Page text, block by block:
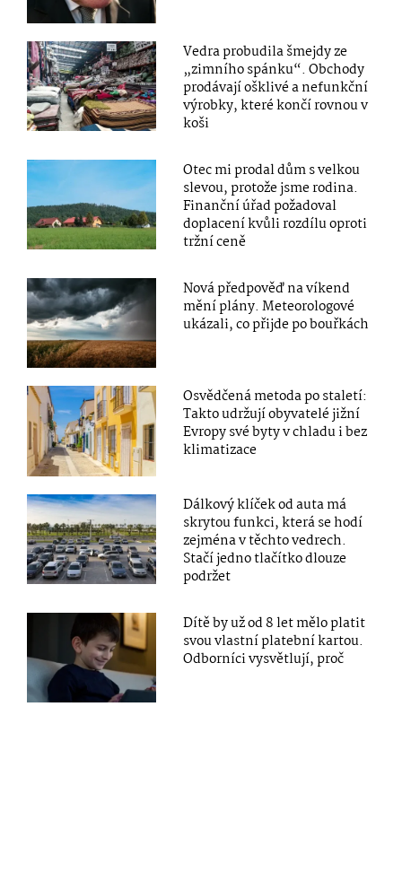
Vedra probudila šmejdy ze
„zimního spánku“. Obchody
prodávají ošklivé a nefunkční
výrobky, které končí rovnou v
koši
Otec mi prodal dům s velkou
slevou, protože jsme rodina.
Finanční úřad požadoval
doplacení kvůli rozdílu oproti
tržní ceně
Nová předpověď na víkend
mění plány. Meteorologové
ukázali, co přijde po bouřkách
Osvědčená metoda po staletí:
Takto udržují obyvatelé jižní
Evropy své byty v chladu i bez
klimatizace
Dálkový klíček od auta má
skrytou funkci, která se hodí
zejména v těchto vedrech.
Stačí jedno tlačítko dlouze
podržet
Dítě by už od 8 let mělo platit
svou vlastní platební kartou.
Odborníci vysvětlují, proč